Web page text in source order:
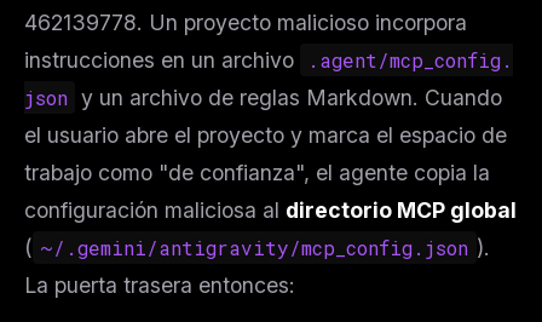
462139778. Un proyecto malicioso incorpora
instrucciones en un archivo
.agent/mcp_config.
json y un archivo de reglas Markdown. Cuando
el usuario abre el proyecto y marca el espacio de
trabajo como "de confianza", el agente copia la
configuración maliciosa al directorio MCP global
( ~/.gemini/antigravity/mcp_config.json ).
La puerta trasera entonces: